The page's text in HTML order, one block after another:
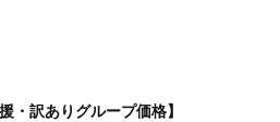
・訳ありグループ価格】